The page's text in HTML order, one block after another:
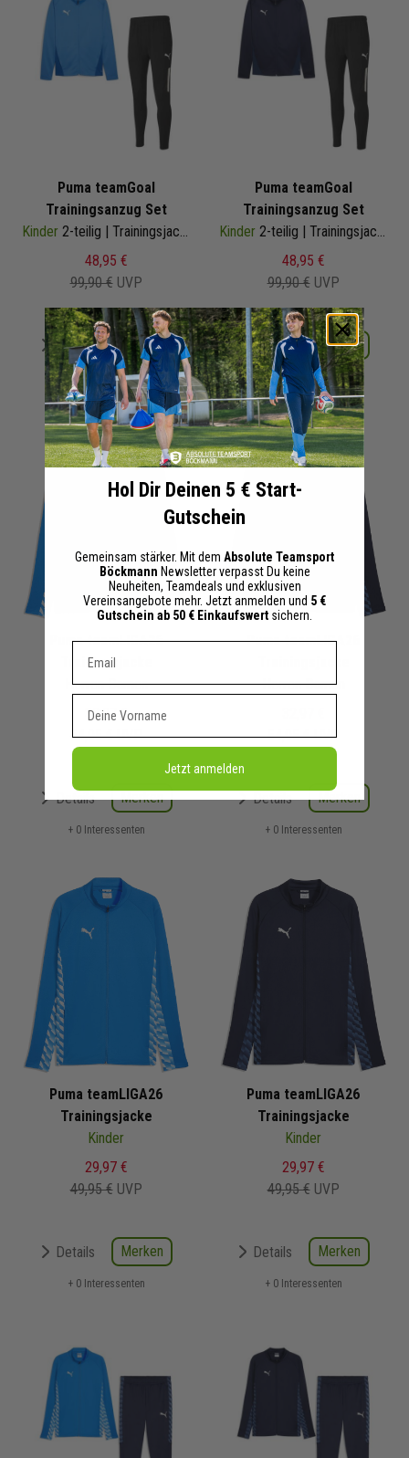
Puma teamGoal
Trainingsanzug Set
Kinder 2-teilig | Trainingsjacke Trainingshose
48,95 €
99,90 € UVP
Details Merken
+ 0 Interessenten
Puma teamGoal
Trainingsanzug Set
Kinder 2-teilig | Trainingsjacke Trainingshose
48,95 €
99,90 € UVP
Details Merken
+ 0 Interessenten
Puma teamLIGA26
Trainingsjacke
Herren Damen
32,97 €
54,95 € UVP
Details Merken
+ 0 Interessenten
Puma teamLIGA26
Herren Damen
54,95 € UVP
Details Merken
+ 0 Interessenten
Puma teamLIGA26
Trainingsjacke
Kinder
29,97 €
49,95 € UVP
Details Merken
+ 0 Interessenten
Puma teamLIGA26
Trainingsjacke
Kinder
29,97 €
49,95 € UVP
Details Merken
+ 0 Interessenten
Hol Dir Deinen 5 € Start-
Gutschein
Gemeinsam stärker. Mit dem Absolute Teamsport
Böckmann Newsletter verpasst Du keine
Neuheiten, Teamdeals und exklusiven
Vereinsangebote mehr. Jetzt anmelden und 5 €
Gutschein ab 50 € Einkaufswert sichern.
Jetzt anmelden